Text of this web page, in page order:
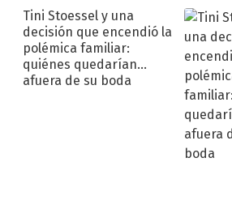
Tini Stoessel y una
decisión que encendió la
polémica familiar:
quiénes quedarían
afuera de su boda